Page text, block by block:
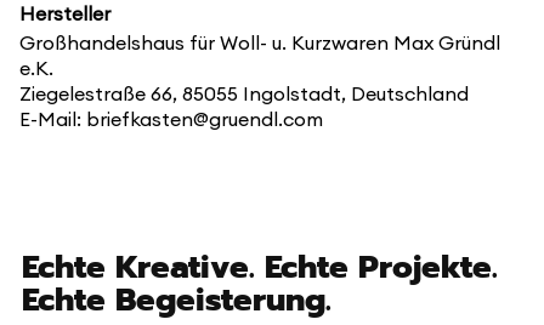
Hersteller
Großhandelshaus für Woll- u. Kurzwaren Max Gründl
e.K.
Ziegelestraße 66, 85055 Ingolstadt, Deutschland
E-Mail: briefkasten@gruendl.com
Echte Kreative. Echte Projekte.
Echte Begeisterung.